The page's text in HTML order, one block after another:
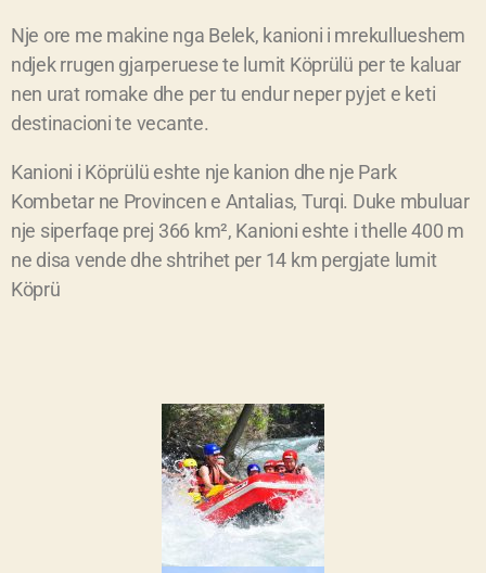
Nje ore me makine nga Belek, kanioni i mrekullueshem
ndjek rrugen gjarperuese te lumit Köprülü per te kaluar
nen urat romake dhe per tu endur neper pyjet e keti
destinacioni te vecante.
Kanioni i Köprülü eshte nje kanion dhe nje Park
Kombetar ne Provincen e Antalias, Turqi. Duke mbuluar
nje siperfaqe prej 366 km², Kanioni eshte i thelle 400 m
ne disa vende dhe shtrihet per 14 km pergjate lumit
Köprü